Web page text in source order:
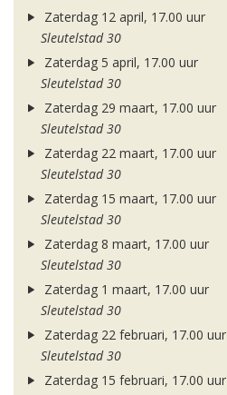
Zaterdag 12 april, 17.00 uur
Sleutelstad 30
Zaterdag 5 april, 17.00 uur
Sleutelstad 30
Zaterdag 29 maart, 17.00 uur
Sleutelstad 30
Zaterdag 22 maart, 17.00 uur
Sleutelstad 30
Zaterdag 15 maart, 17.00 uur
Sleutelstad 30
Zaterdag 8 maart, 17.00 uur
Sleutelstad 30
Zaterdag 1 maart, 17.00 uur
Sleutelstad 30
Zaterdag 22 februari, 17.00 uur
Sleutelstad 30
Zaterdag 15 februari, 17.00 uur